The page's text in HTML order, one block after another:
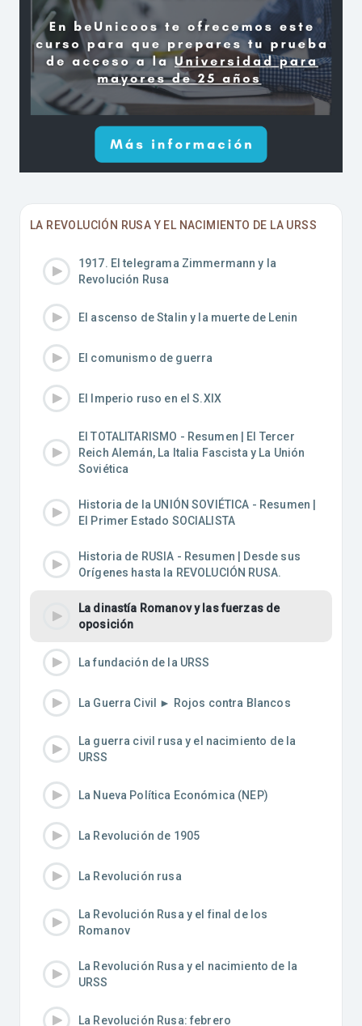
LA REVOLUCIÓN RUSA Y EL NACIMIENTO DE LA URSS
1917. El telegrama Zimmermann y la
Revolución Rusa
El ascenso de Stalin y la muerte de Lenin
El comunismo de guerra
El Imperio ruso en el S.XIX
El TOTALITARISMO - Resumen | El Tercer
Reich Alemán, La Italia Fascista y La Unión
Soviética
Historia de la UNIÓN SOVIÉTICA - Resumen |
El Primer Estado SOCIALISTA
Historia de RUSIA - Resumen | Desde sus
Orígenes hasta la REVOLUCIÓN RUSA.
La dinastía Romanov y las fuerzas de
oposición
La fundación de la URSS
La Guerra Civil ► Rojos contra Blancos
La guerra civil rusa y el nacimiento de la
URSS
La Nueva Política Económica (NEP)
La Revolución de 1905
La Revolución rusa
La Revolución Rusa y el final de los
Romanov
La Revolución Rusa y el nacimiento de la
URSS
La Revolución Rusa: febrero